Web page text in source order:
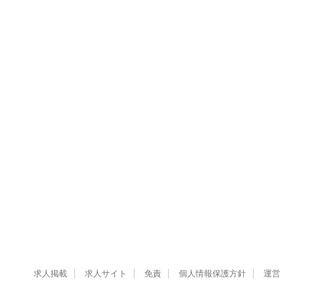
求人掲載 求人サイト 免責 個人情報保護方針 運営